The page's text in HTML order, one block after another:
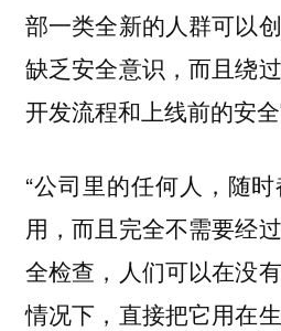
部一类全新的人群可以
缺乏安全意识，而且绕
开发流程和上线前的安全
“公司里的任何人，随
用，而且完全不需要经
全检查，人们可以在没
情况下，直接把它用在